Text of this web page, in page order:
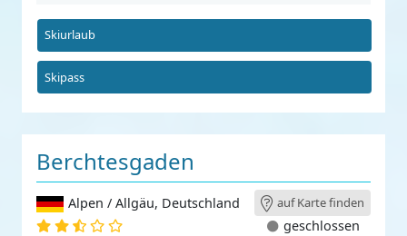
Skiurlaub
Skipass
Berchtesgaden
Alpen / Allgäu, Deutschland auf Karte finden
geschlossen